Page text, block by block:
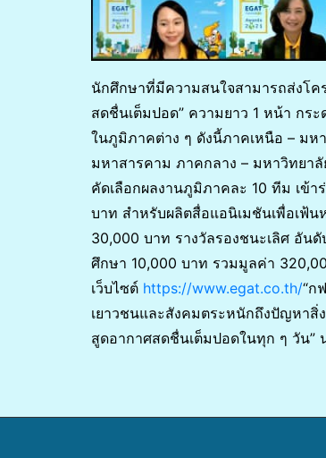
นักศึกษาที่มีความสนใจสามารถส่งโค
สดชื่นเต็มปอด” ความยาว 1 หน้า กร
ในภูมิภาคต่าง ๆ ดังนี้ภาคเหนือ – มห
มหาสารคาม ภาคกลาง – มหาวิทยา
คัดเลือกผลงานภูมิภาคละ 10 ทีม เข้
บาท สำหรับผลิตสื่อแอนิเมชันเพื่อเฟ้
30,000 บาท รางวัลรองชนะเลิศ อัน
ศึกษา 10,000 บาท รวมมูลค่า
เว็บไซต์ https://www.egat.co.th/“ก
เยาวชนและสังคมตระหนักถึงปัญหา
สูดอากาศสดชื่นเต็มปอดในทุก ๆ วัน”